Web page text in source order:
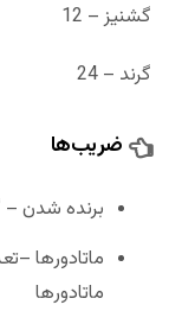
گشنیز – 12
گرند – 24
ضریب‌ها
برنده شدن – گرفتن 61
ماتادورها
ماتادورها